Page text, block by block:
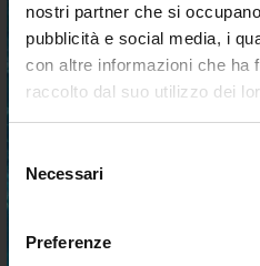
Tieniti
migliori
barca
vantaggiose e
nostri partner che si
pubblicità e social media, i
con altre informazioni che ha
raccolto dal suo utilizzo dei
delNecessari
Preferenze
Tappo lift-up water d38
angled 45
€ 48,19
€ 40,96
Predefinito